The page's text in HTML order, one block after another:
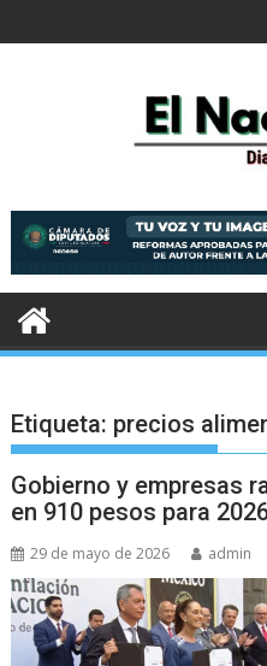
al
Etiqueta: precios
Gobierno y empresas
en 910 pesos para
29 de mayo de 2026 admin